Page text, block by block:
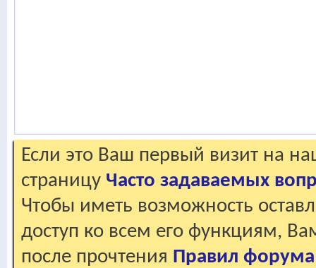
Если это Ваш первый визит на
страницу Часто задаваемых
Чтобы иметь возможность
доступ ко всем его функциям,
после прочтения Правил форума